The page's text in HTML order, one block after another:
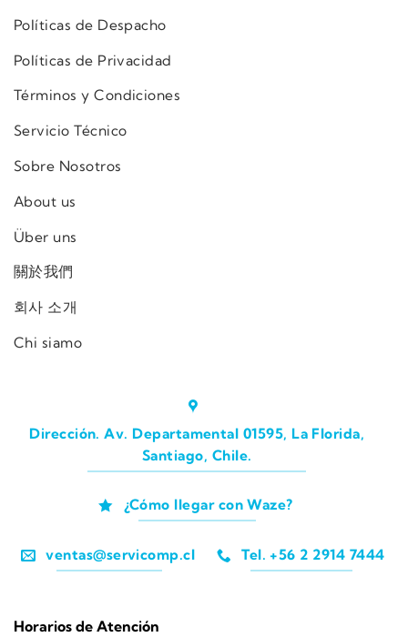
Políticas de Despacho
Políticas de Privacidad
Términos y Condiciones
Servicio Técnico
Sobre Nosotros
About us
Über uns
關於我們
회사 소개
Chi siamo
Dirección. Av. Departamental 01595, La Florida,
Santiago, Chile.
¿Cómo llegar con Waze?
ventas@servicomp.cl Tel. +56 2 2914 7444
Horarios de Atención